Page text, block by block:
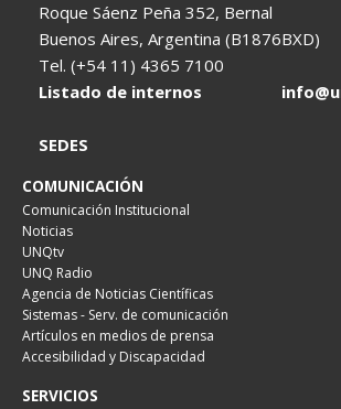
Roque Sáenz Peña 352, Bernal
Buenos Aires, Argentina (B1876BXD)
Tel. (+54 11) 4365 7100
Listado de internos
SEDES
COMUNICACIÓN
Comunicación Institucional
Noticias
UNQtv
UNQ Radio
Agencia de Noticias Científicas
Sistemas - Serv. de comunicación
Artículos en medios de prensa
Accesibilidad y Discapacidad
SERVICIOS